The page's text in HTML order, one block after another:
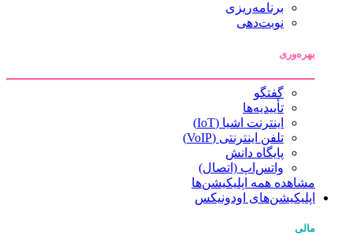
برنامه‌ریزی
نوبت‌دهی
بهره‌وری
گفتگو
تأییدیه‌ها
اینترنت اشیا (IoT)
تلفن اینترنتی (VoIP)
پایگاه دانش
واتس‌اپ (اتصال)
مشاهده همه اپلیکیشن‌ها
اپلیکیشن‌های اودونیکس
مالی